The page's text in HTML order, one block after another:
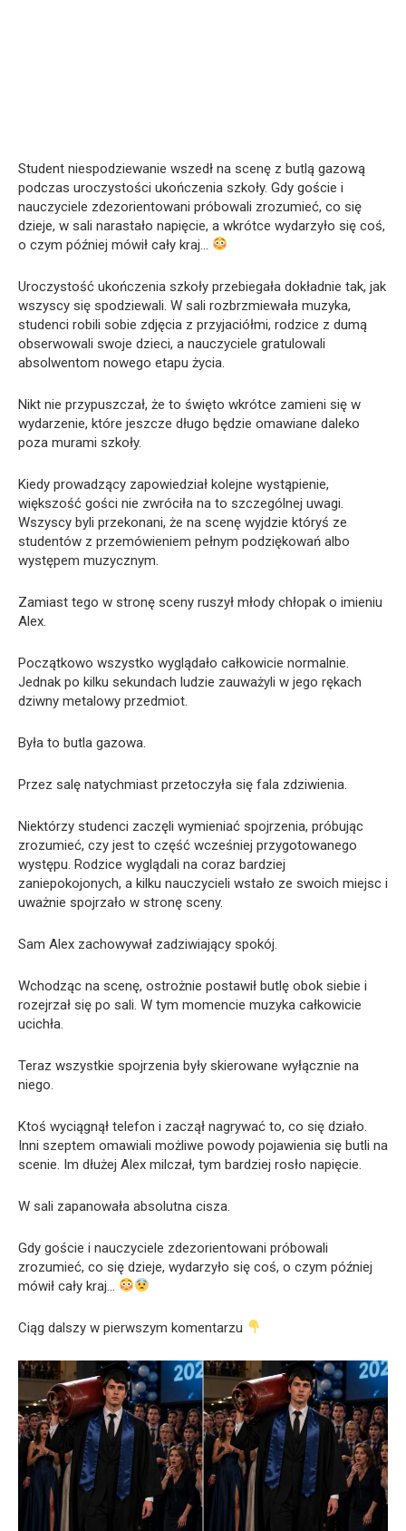
Student niespodziewanie wszedł na scenę z butlą gazową
podczas uroczystości ukończenia szkoły. Gdy goście i
nauczyciele zdezorientowani próbowali zrozumieć, co się
dzieje, w sali narastało napięcie, a wkrótce wydarzyło się coś,
o czym później mówił cały kraj…
Uroczystość ukończenia szkoły przebiegała dokładnie tak, jak
wszyscy się spodziewali. W sali rozbrzmiewała muzyka,
studenci robili sobie zdjęcia z przyjaciółmi, rodzice z dumą
obserwowali swoje dzieci, a nauczyciele gratulowali
absolwentom nowego etapu życia.
Nikt nie przypuszczał, że to święto wkrótce zamieni się w
wydarzenie, które jeszcze długo będzie omawiane daleko
poza murami szkoły.
Kiedy prowadzący zapowiedział kolejne wystąpienie,
większość gości nie zwróciła na to szczególnej uwagi.
Wszyscy byli przekonani, że na scenę wyjdzie któryś ze
studentów z przemówieniem pełnym podziękowań albo
występem muzycznym.
Zamiast tego w stronę sceny ruszył młody chłopak o imieniu
Alex.
Początkowo wszystko wyglądało całkowicie normalnie.
Jednak po kilku sekundach ludzie zauważyli w jego rękach
dziwny metalowy przedmiot.
Była to butla gazowa.
Przez salę natychmiast przetoczyła się fala zdziwienia.
Niektórzy studenci zaczęli wymieniać spojrzenia, próbując
zrozumieć, czy jest to część wcześniej przygotowanego
występu. Rodzice wyglądali na coraz bardziej
zaniepokojonych, a kilku nauczycieli wstało ze swoich miejsc i
uważnie spojrzało w stronę sceny.
Sam Alex zachowywał zadziwiający spokój.
Wchodząc na scenę, ostrożnie postawił butlę obok siebie i
rozejrzał się po sali. W tym momencie muzyka całkowicie
ucichła.
Teraz wszystkie spojrzenia były skierowane wyłącznie na
niego.
Ktoś wyciągnął telefon i zaczął nagrywać to, co się działo.
Inni szeptem omawiali możliwe powody pojawienia się butli na
scenie. Im dłużej Alex milczał, tym bardziej rosło napięcie.
W sali zapanowała absolutna cisza.
Gdy goście i nauczyciele zdezorientowani próbowali
zrozumieć, co się dzieje, wydarzyło się coś, o czym później
mówił cały kraj…
Ciąg dalszy w pierwszym komentarzu